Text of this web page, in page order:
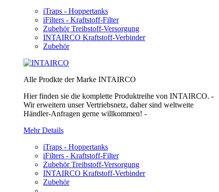
iTraps - Hoppertanks
iFilters - Kraftstoff-Filter
Zubehör Treibstoff-Versorgung
INTAIRCO Kraftstoff-Verbinder
Zubehör
Alle Prodkte der Marke INTAIRCO
Hier finden sie die komplette Produktreihe von INTAIRCO. -
Wir erweitern unser Vertriebsnetz, daher sind weltweite
Händler-Anfragen gerne willkommen! -
Mehr Details
iTraps - Hoppertanks
iFilters - Kraftstoff-Filter
Zubehör Treibstoff-Versorgung
INTAIRCO Kraftstoff-Verbinder
Zubehör